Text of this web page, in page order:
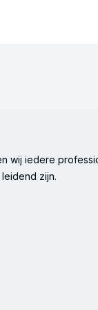
wij iedere
zijn.